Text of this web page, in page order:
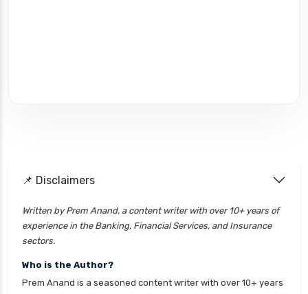
📌 Disclaimers
Written by Prem Anand, a content writer with over 10+ years of
experience in the Banking, Financial Services, and Insurance
sectors.
Who is the Author?
Prem Anand is a seasoned content writer with over 10+ years